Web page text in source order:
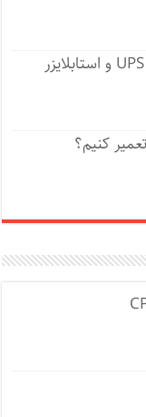
کنیم؟